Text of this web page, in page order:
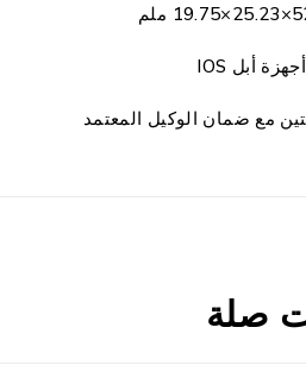
أجهزة أبل IOS
مع ضمان الوكيل المعتمد
صلة